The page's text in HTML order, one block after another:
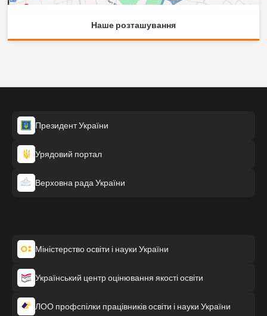
Наше розташування
Президент України
Урядовий портал
Верховна рада України
Міністерство освіти і науки України
Український центр оцінювання якості освіти
ЛОО профспілки працівників освіти і науки України